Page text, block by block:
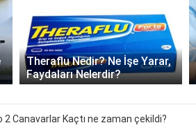
Theraflu Nedir? Ne İşe Yarar,
Faydaları Nelerdir?
2 Canavarlar Kaçtı ne zaman çekildi?